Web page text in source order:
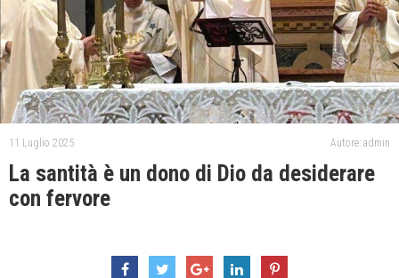
11 Luglio 2025 Autore: admin
La santità è un dono di Dio da desiderare
con fervore